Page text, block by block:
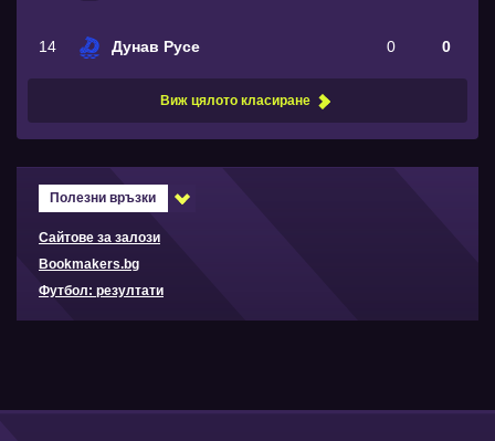
14 Дунав Русе 0 0
Виж цялото класиране
Полезни връзки
Сайтове за залози
Bookmakers.bg
Футбол: резултати